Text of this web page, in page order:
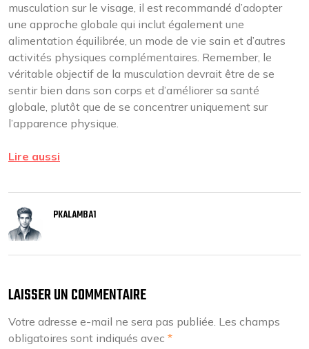
musculation sur le visage, il est recommandé d’adopter
une approche globale qui inclut également une
alimentation équilibrée, un mode de vie sain et d’autres
activités physiques complémentaires. Remember, le
véritable objectif de la musculation devrait être de se
sentir bien dans son corps et d’améliorer sa santé
globale, plutôt que de se concentrer uniquement sur
l’apparence physique.
Lire aussi
PKALAMBA1
LAISSER UN COMMENTAIRE
Votre adresse e-mail ne sera pas publiée. Les champs
obligatoires sont indiqués avec *